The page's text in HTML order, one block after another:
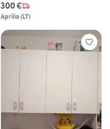
300 €
Aprilia (LT)